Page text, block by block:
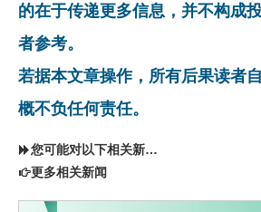
的在于传递更多信息，并不构成
者参考。
若据本文章操作，所有后果读者
概不负任何责任。
您可能对以下相关新闻同样感兴趣
更多相关新闻